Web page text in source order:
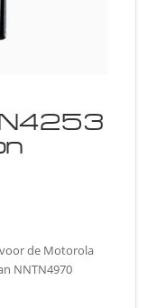
de Motorola
NNTN4970